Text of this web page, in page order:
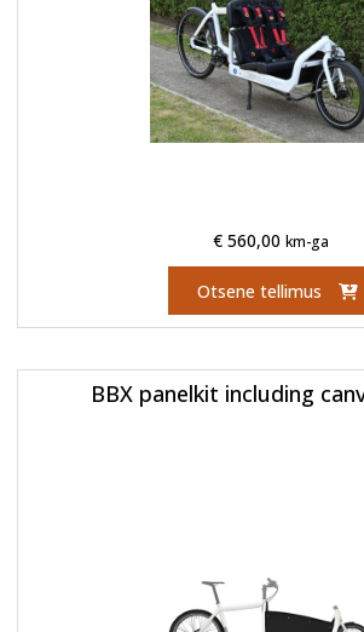
€ 560,00 km-ga
Otsene tellimus
BBX panelkit including